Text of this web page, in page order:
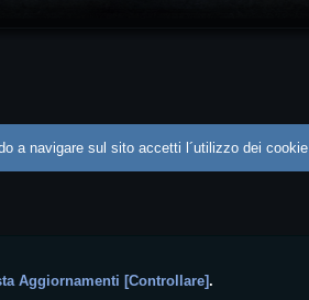
a navigare sul sito accetti l´utilizzo dei cookie
Aggiornamenti [Controllare].